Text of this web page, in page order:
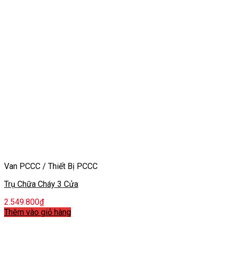
Van PCCC / Thiết Bị PCCC
Trụ Chữa Cháy 3 Cửa
2.549.800₫
Thêm vào giỏ hàng